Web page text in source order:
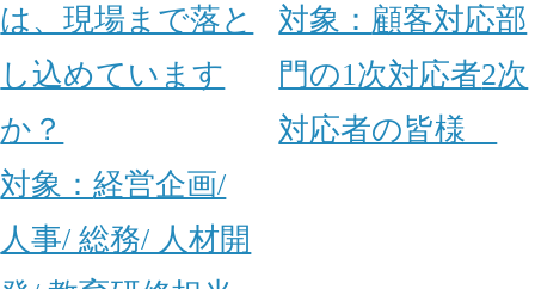
は、現場まで落と
し込めています
か？
対象：経営企画/
人事/ 総務/ 人材開
対象： 顧客対応部
門の1次対応者2次
対応者の皆様